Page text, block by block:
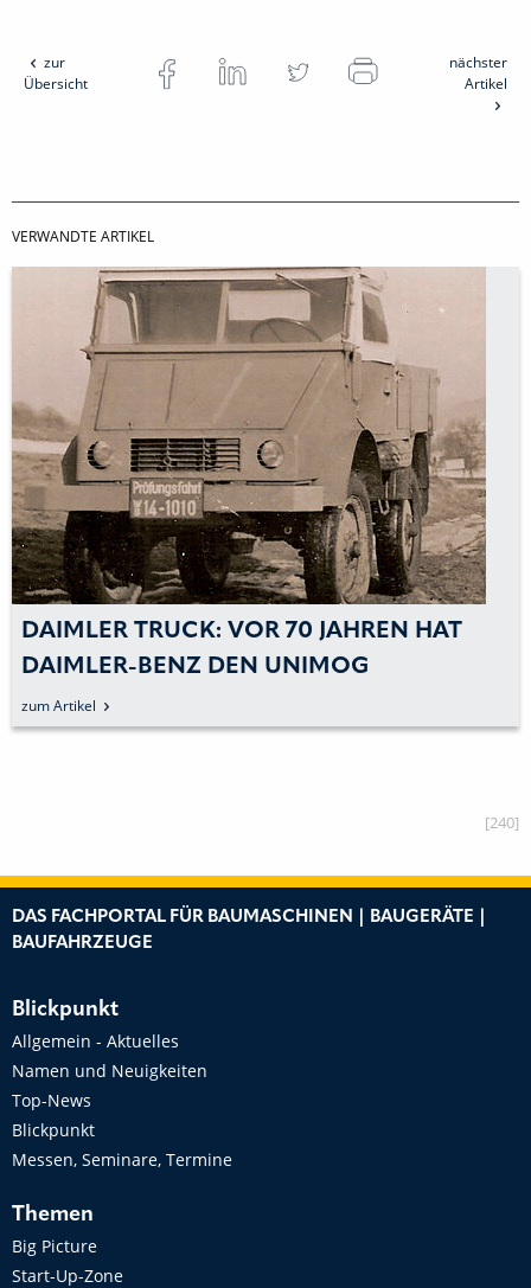
zur
Übersicht
nächster
Artikel
VERWANDTE ARTIKEL
DAIMLER TRUCK: VOR 70 JAHREN HAT
DAIMLER-BENZ DEN UNIMOG
ÜBERNOMMEN
zum Artikel
[240]
DAS FACHPORTAL FÜR BAUMASCHINEN | BAUGERÄTE |
BAUFAHRZEUGE
Blickpunkt
Allgemein - Aktuelles
Namen und Neuigkeiten
Top-News
Blickpunkt
Messen, Seminare, Termine
Themen
Big Picture
Start-Up-Zone